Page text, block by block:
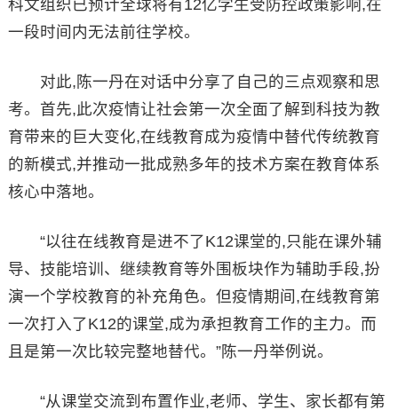
科文组织已预计全球将有12亿学生受防控政策影响,在
一段时间内无法前往学校。
对此,陈一丹在对话中分享了自己的三点观察和思
考。首先,此次疫情让社会第一次全面了解到科技为教
育带来的巨大变化,在线教育成为疫情中替代传统教育
的新模式,并推动一批成熟多年的技术方案在教育体系
核心中落地。
“以往在线教育是进不了K12课堂的,只能在课外辅
导、技能培训、继续教育等外围板块作为辅助手段,扮
演一个学校教育的补充角色。但疫情期间,在线教育第
一次打入了K12的课堂,成为承担教育工作的主力。而
且是第一次比较完整地替代。”陈一丹举例说。
“从课堂交流到布置作业,老师、学生、家长都有第